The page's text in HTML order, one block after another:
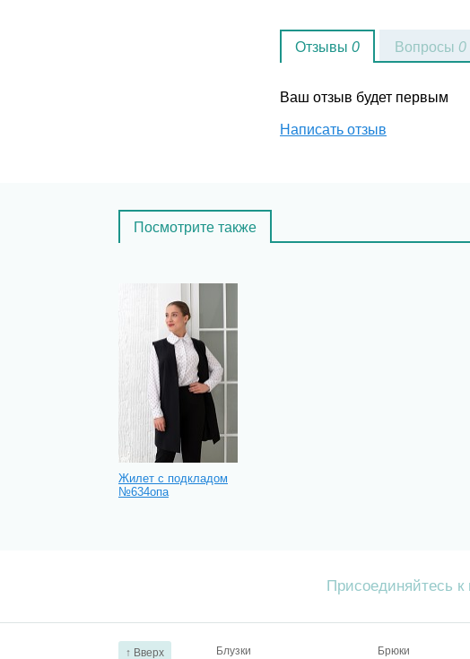
Отзывы 0
Ваш отзыв будет первым
Написать отзыв
Вопросы 0
Посмотрите также
Жилет с подкладом
№634опа
Присоединяйтесь к
↑ Вверх Блузки Брюки